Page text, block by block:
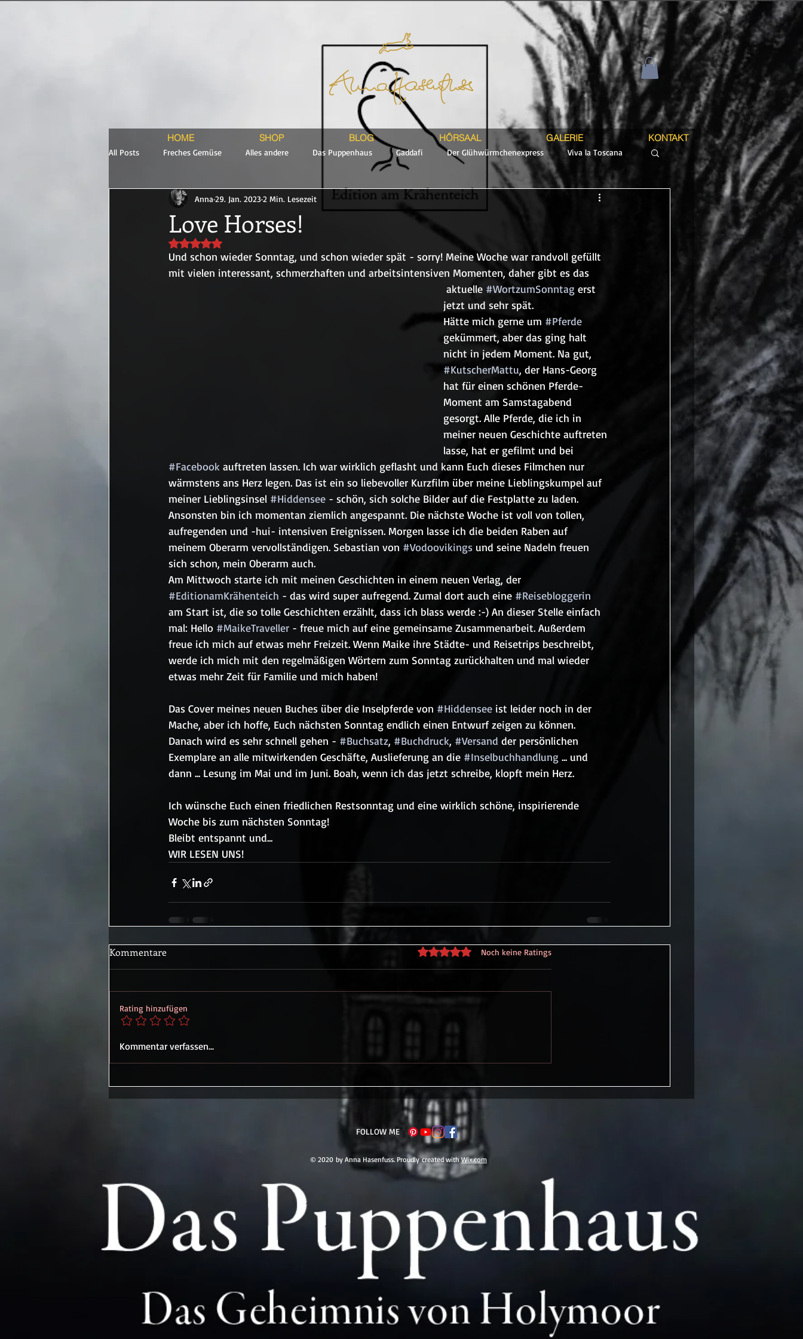
HOME SHOP BLOG HÖRSAAL GALERIE KONTAKT
All Posts Freches Gemüse Alles andere Das Puppenhaus Gaddafi Der Glühwürmchenexpress Viva la Toscana
Backstage me Puppenhaus 2ter Teil
Love Horses!
Anna 29. Jan. 20232 Min. Lesezeit
Mit NaN von 5 Sternen bewertet.
Und schon wieder Sonntag, und schon wieder spät - sorry! Meine Woche war randvoll gefüllt
mit vielen interessant, schmerzhaften und arbeitsintensiven Momenten, daher gibt es das
aktuelle #WortzumSonntag erst
jetzt und sehr spät.
Hätte mich gerne um #Pferde
gekümmert, aber das ging halt
nicht in jedem Moment. Na gut,
#KutscherMattu, der Hans-Georg
hat für einen schönen Pferde-
Moment am Samstagabend
gesorgt. Alle Pferde, die ich in
meiner neuen Geschichte auftreten
lasse, hat er gefilmt und bei
#Facebook auftreten lassen. Ich war wirklich geflasht und kann Euch dieses Filmchen nur
wärmstens ans Herz legen. Das ist ein so liebevoller Kurzfilm über meine Lieblingskumpel auf
meiner Lieblingsinsel #Hiddensee - schön, sich solche Bilder auf die Festplatte zu laden.
Ansonsten bin ich momentan ziemlich angespannt. Die nächste Woche ist voll von tollen,
aufregenden und -hui- intensiven Ereignissen. Morgen lasse ich die beiden Raben auf
meinem Oberarm vervollständigen. Sebastian von #Vodoovikings und seine Nadeln freuen
sich schon, mein Oberarm auch.
Am Mittwoch starte ich mit meinen Geschichten in einem neuen Verlag, der
#EditionamKrähenteich - das wird super aufregend. Zumal dort auch eine #Reisebloggerin
am Start ist, die so tolle Geschichten erzählt, dass ich blass werde :-) An dieser Stelle einfach
mal: Hello #MaikeTraveller - freue mich auf eine gemeinsame Zusammenarbeit. Außerdem
freue ich mich auf etwas mehr Freizeit. Wenn Maike ihre Städte- und Reisetrips beschreibt,
werde ich mich mit den regelmäßigen Wörtern zum Sonntag zurückhalten und mal wieder
etwas mehr Zeit für Familie und mich haben!
Das Cover meines neuen Buches über die Inselpferde von #Hiddensee ist leider noch in der
Mache, aber ich hoffe, Euch nächsten Sonntag endlich einen Entwurf zeigen zu können.
Danach wird es sehr schnell gehen - #Buchsatz, #Buchdruck, #Versand der persönlichen
Exemplare an alle mitwirkenden Geschäfte, Auslieferung an die #Inselbuchhandlung ... und
dann ... Lesung im Mai und im Juni. Boah, wenn ich das jetzt schreibe, klopft mein Herz.
Ich wünsche Euch einen friedlichen Restsonntag und eine wirklich schöne, inspirierende
Woche bis zum nächsten Sonntag!
Bleibt entspannt und...
WIR LESEN UNS!
Kommentare Mit 0 von 5 Sternen bewertet.
Noch keine Ratings
Rating hinzufügen
Kommentar verfassen...
FOLLOW ME
© 2020 by Anna Hasenfuss. Proudly created withWix.com